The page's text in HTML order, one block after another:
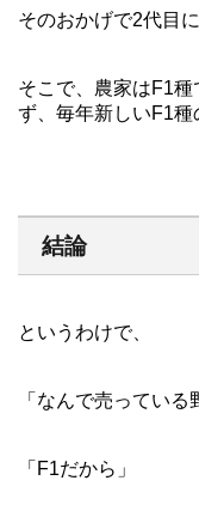
そのおかげで2代目
そこで、農家はF1
ず、毎年新しいF1種
結論
というわけで、
「なんで売っている
「F1だから」